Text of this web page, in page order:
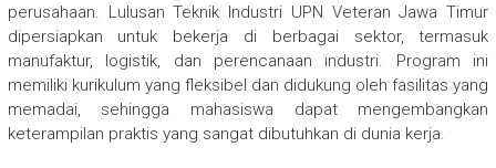
perusahaan. Lulusan Teknik Industri UPN Veteran Jawa Timur
dipersiapkan untuk bekerja di berbagai sektor, termasuk
manufaktur, logistik, dan perencanaan industri. Program ini
memiliki kurikulum yang fleksibel dan didukung oleh fasilitas yang
memadai, sehingga mahasiswa dapat mengembangkan
keterampilan praktis yang sangat dibutuhkan di dunia kerja.